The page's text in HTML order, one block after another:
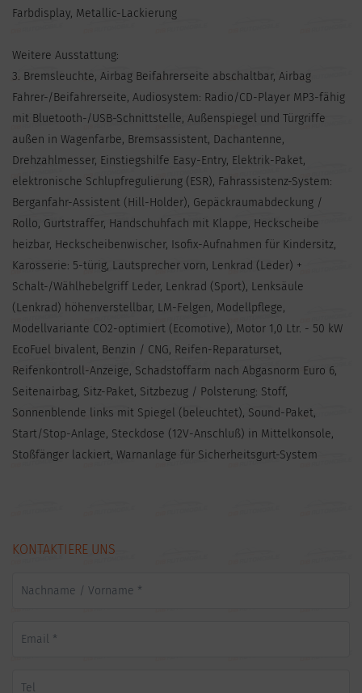
Farbdisplay, Metallic-Lackierung
Weitere Ausstattung:
3. Bremsleuchte, Airbag Beifahrerseite abschaltbar, Airbag
Fahrer-/Beifahrerseite, Audiosystem: Radio/CD-Player MP3-fähig
mit Bluetooth-/USB-Schnittstelle, Außenspiegel und Türgriffe
außen in Wagenfarbe, Bremsassistent, Dachantenne,
Drehzahlmesser, Einstiegshilfe Easy-Entry, Elektrik-Paket,
elektronische Schlupfregulierung (ESR), Fahrassistenz-System:
Berganfahr-Assistent (Hill-Holder), Gepäckraumabdeckung /
Rollo, Gurtstraffer, Handschuhfach mit Klappe, Heckscheibe
heizbar, Heckscheibenwischer, Isofix-Aufnahmen für Kindersitz,
Karosserie: 5-türig, Lautsprecher vorn, Lenkrad (Leder) +
Schalt-/Wählhebelgriff Leder, Lenkrad (Sport), Lenksäule
(Lenkrad) höhenverstellbar, LM-Felgen, Modellpflege,
Modellvariante CO2-optimiert (Ecomotive), Motor 1,0 Ltr. - 50 kW
EcoFuel bivalent, Benzin / CNG, Reifen-Reparaturset,
Reifenkontroll-Anzeige, Schadstoffarm nach Abgasnorm Euro 6,
Seitenairbag, Sitz-Paket, Sitzbezug / Polsterung: Stoff,
Sonnenblende links mit Spiegel (beleuchtet), Sound-Paket,
Start/Stop-Anlage, Steckdose (12V-Anschluß) in Mittelkonsole,
Stoßfänger lackiert, Warnanlage für Sicherheitsgurt-System
KONTAKTIERE UNS